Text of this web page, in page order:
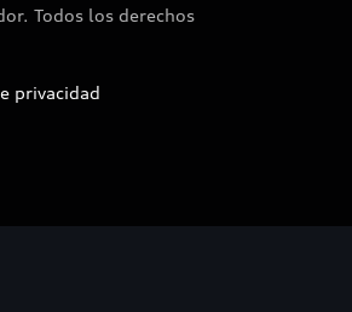
Todos los derechos
privacidad